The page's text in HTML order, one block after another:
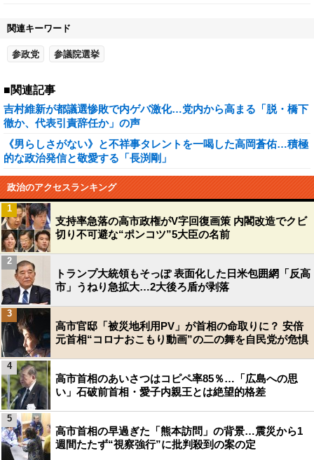
関連キーワード
参政党 参議院選挙
■関連記事
吉村維新が都議選惨敗で内ゲバ激化…党内から高まる「脱・橋下
徹か、代表引責辞任か」の声
《男らしさがない》と不祥事タレントを一喝した高岡蒼佑…積極
的な政治発信と敬愛する「長渕剛」
政治のアクセスランキング
支持率急落の高市政権がV字回復画策 内閣改造でクビ
切り不可避な“ポンコツ”5大臣の名前
1
トランプ大統領もそっぽ 表面化した日米包囲網「反高
市」うねり急拡大…2大後ろ盾が剥落
2
高市官邸「被災地利用PV」が首相の命取りに？ 安倍
元首相“コロナおこもり動画”の二の舞を自民党が危惧
3
高市首相のあいさつはコピペ率85％…「広島への思
い」石破前首相・愛子内親王とは絶望的格差
4
高市首相の早過ぎた「熊本訪問」の背景…震災から1
週間たたず“視察強行”に批判殺到の案の定
5